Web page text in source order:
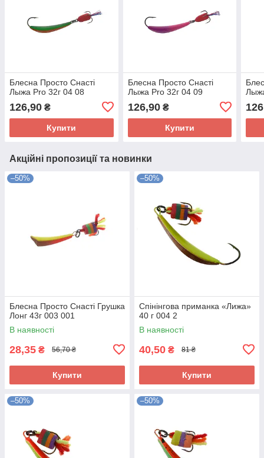
Блесна Просто Снасті
Лыжа Pro 32г 04 08
126,90 ₴
Купити
Блесна Просто Снасті
Лыжа Pro 32г 04 09
126,90₴
Купити
Акційні пропозиції та новинки
–50%
Блесна Просто Снасті Грушка
Лонг 43г 003 001
В наявності
28,35 ₴ 56,70 ₴
Купити
–50%
Спінінгова приманка «Лижа»
40 г 004 2
В наявності
40,50 ₴ 81 ₴
Купити
–50% –50%